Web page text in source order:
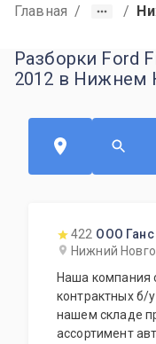
Главная / /
Разборки Ford
2012 в Нижнем
422 ООО Ганс
Нижний
Наша компания
контрактных б/
нашем складе
ассортимент